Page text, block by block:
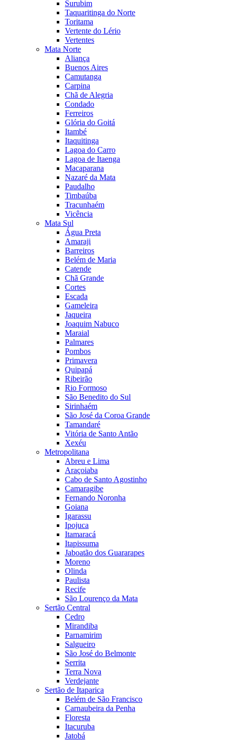
Surubim
Taquaritinga do Norte
Toritama
Vertente do Lério
Vertentes
Mata Norte
Aliança
Buenos Aires
Camutanga
Carpina
Chã de Alegria
Condado
Ferreiros
Glória do Goitá
Itambé
Itaquitinga
Lagoa do Carro
Lagoa de Itaenga
Macaparana
Nazaré da Mata
Paudalho
Timbaúba
Tracunhaém
Vicência
Mata Sul
Água Preta
Amaraji
Barreiros
Belém de Maria
Catende
Chã Grande
Cortes
Escada
Gameleira
Jaqueira
Joaquim Nabuco
Maraial
Palmares
Pombos
Primavera
Quipapá
Ribeirão
Rio Formoso
São Benedito do Sul
Sirinhaém
São José da Coroa Grande
Tamandaré
Vitória de Santo Antão
Xexéu
Metropolitana
Abreu e Lima
Araçoiaba
Cabo de Santo Agostinho
Camaragibe
Fernando Noronha
Goiana
Igarassu
Ipojuca
Itamaracá
Itapissuma
Jaboatão dos Guararapes
Moreno
Olinda
Paulista
Recife
São Lourenço da Mata
Sertão Central
Cedro
Mirandiba
Parnamirim
Salgueiro
São José do Belmonte
Serrita
Terra Nova
Verdejante
Sertão de Itaparica
Belém de São Francisco
Carnaubeira da Penha
Floresta
Itacuruba
Jatobá